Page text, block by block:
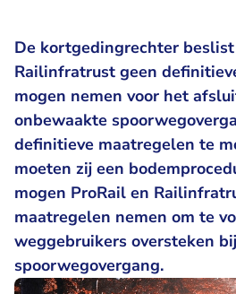
De kortgedingrechter
Railinfratrust geen
mogen nemen voor het
onbewaakte
definitieve maatregelen te
moeten zij een
mogen ProRail en
maatregelen nemen om te
weggebruikers oversteken
spoorwegovergang.